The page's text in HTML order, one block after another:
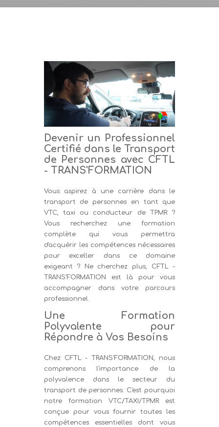
Devenir un Professionnel
Certifié dans le Transport
de Personnes avec CFTL
- TRANS'FORMATION
Vous aspirez à une carrière dans le
transport de personnes en tant que
VTC, taxi ou conducteur de TPMR ?
Vous recherchez une formation
complète qui vous permettra
d'acquérir les compétences nécessaires
pour exceller dans ce domaine
exigeant ? Ne cherchez plus, CFTL -
TRANS'FORMATION est là pour vous
accompagner dans votre parcours
professionnel.
Une Formation
Polyvalente pour
Répondre à Vos Besoins
Chez CFTL - TRANS'FORMATION, nous
comprenons l'importance de la
polyvalence dans le secteur du
transport de personnes. C'est pourquoi
notre formation VTC/TAXI/TPMR est
conçue pour vous fournir toutes les
compétences essentielles dont vous